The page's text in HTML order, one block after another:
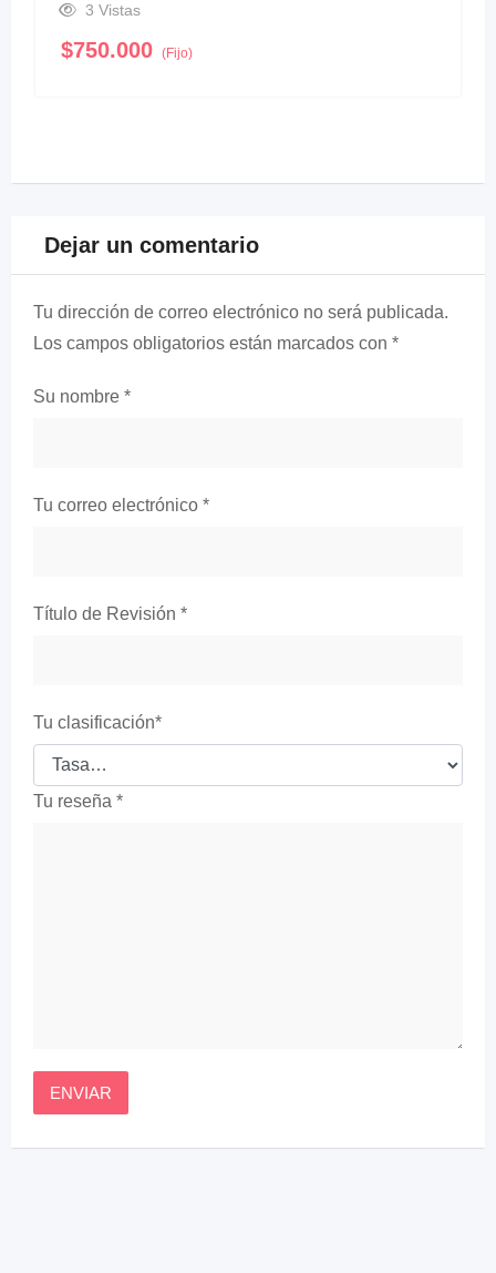
3 Vistas
$750.000 (Fijo)
Dejar un comentario
Tu dirección de correo electrónico no será publicada.
Los campos obligatorios están marcados con *
Su nombre *
Tu correo electrónico *
Título de Revisión *
Tu clasificación*
Tu reseña *